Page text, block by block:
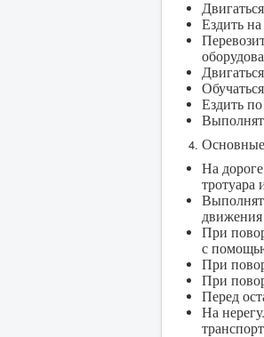
Ездить
Ездить
Основные
На
тротуара
При
с
При
При
Перед
На